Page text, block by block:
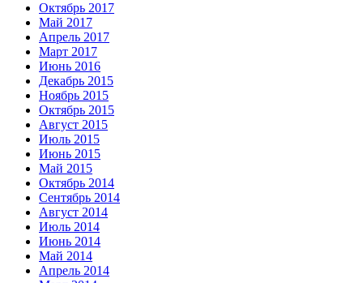
Октябрь 2017
Май 2017
Апрель 2017
Март 2017
Июнь 2016
Декабрь 2015
Ноябрь 2015
Октябрь 2015
Август 2015
Июль 2015
Июнь 2015
Май 2015
Октябрь 2014
Сентябрь 2014
Август 2014
Июль 2014
Июнь 2014
Май 2014
Апрель 2014